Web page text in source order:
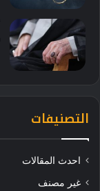
التصنيفات
احدث المقالات
غير مصنف